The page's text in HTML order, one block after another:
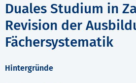
Duales Studium in
Revision der
Fächersystematik
Hintergründe